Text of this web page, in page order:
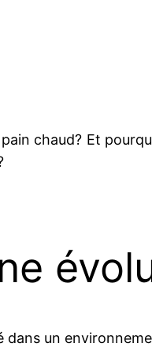
chaud? Et
dans un